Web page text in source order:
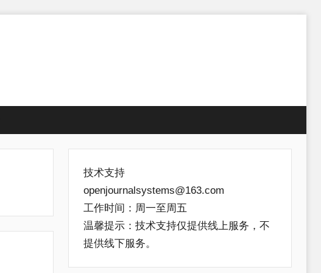
技术支持
openjournalsystems@163.com
工作时间：周一至周五
温馨提示：技术支持仅提供线上服务，不
提供线下服务。